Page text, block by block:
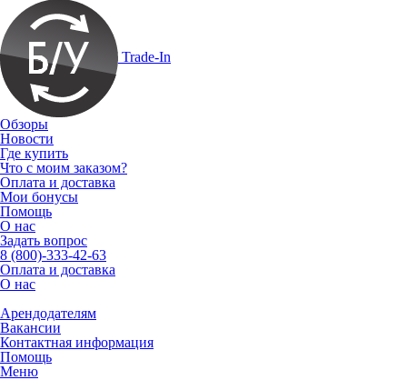
Trade-In
Обзоры
Новости
Где купить
Что с моим заказом?
Оплата и доставка
Мои бонусы
Помощь
О нас
Задать вопрос
8 (800)-333-42-63
Оплата и доставка
О нас
Арендодателям
Вакансии
Контактная информация
Помощь
Меню